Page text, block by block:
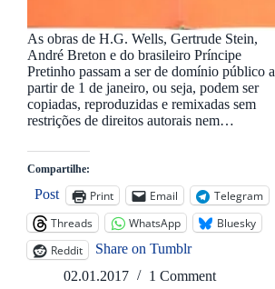
As obras de H.G. Wells, Gertrude Stein,
André Breton e do brasileiro Príncipe
Pretinho passam a ser de domínio público a
partir de 1 de janeiro, ou seja, podem ser
copiadas, reproduzidas e remixadas sem
restrições de direitos autorais nem…
Compartilhe:
Post Print Email
Telegram
Threads
WhatsApp
Bluesky
Reddit
Share on Tumblr
02.01.2017
1 Comment